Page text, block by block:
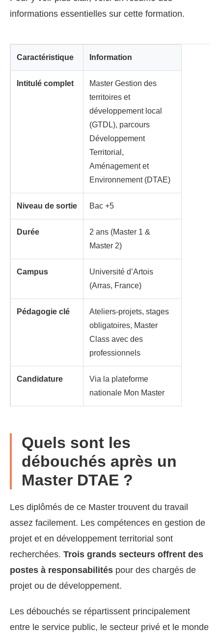
informations essentielles sur cette formation.
Caractéristique Information
Intitulé complet
Master Gestion des
territoires et
développement local
(GTDL), parcours
Développement
Territorial,
Aménagement et
Environnement (DTAE)
Niveau de sortie Bac +5
Durée
2 ans (Master 1 &
Master 2)
Campus
Université d’Artois
(Arras, France)
Pédagogie clé
Ateliers-projets, stages
obligatoires, Master
Class avec des
professionnels
Candidature
Via la plateforme
nationale Mon Master
Quels sont les
débouchés après un
Master DTAE ?
Les diplômés de ce Master trouvent du travail
assez facilement. Les compétences en gestion de
projet et en développement territorial sont
recherchées. Trois grands secteurs offrent des
postes à responsabilités pour des chargés de
projet ou de développement.
Les débouchés se répartissent principalement
entre le service public, le secteur privé et le monde